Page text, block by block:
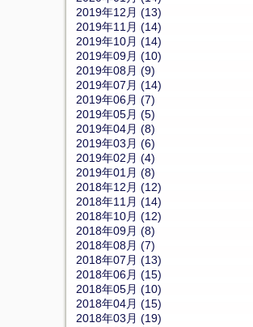
2019年12月 (13)
2019年11月 (14)
2019年10月 (14)
2019年09月 (10)
2019年08月 (9)
2019年07月 (14)
2019年06月 (7)
2019年05月 (5)
2019年04月 (8)
2019年03月 (6)
2019年02月 (4)
2019年01月 (8)
2018年12月 (12)
2018年11月 (14)
2018年10月 (12)
2018年09月 (8)
2018年08月 (7)
2018年07月 (13)
2018年06月 (15)
2018年05月 (10)
2018年04月 (15)
2018年03月 (19)